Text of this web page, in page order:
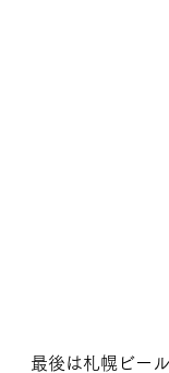
最後は札幌ビー